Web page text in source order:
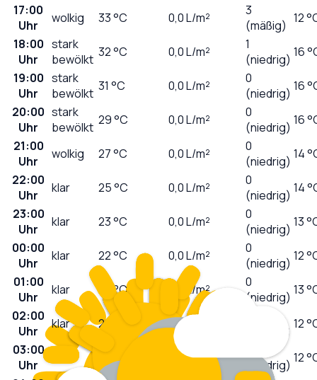
17:00
Uhr
wolkig 33°C 0,0L/m²
3
(mäßig) 12
18:00
Uhr
stark
bewölkt 32°C 0,0L/m²
1
(niedrig) 16
19:00
Uhr
stark
bewölkt 31 °C 0,0L/m²
0
(niedrig) 16
20:00
Uhr
stark
bewölkt 29°C 0,0L/m²
0
(niedrig) 16
21:00
Uhr
wolkig 27°C 0,0L/m²
0
(niedrig) 14
22:00
Uhr
klar 25°C 0,0L/m²
0
(niedrig) 14
23:00
Uhr
klar 23°C 0,0L/m²
0
(niedrig) 13
00:00
Uhr
klar 22°C 0,0L/m²
0
(niedrig) 12
01:00
Uhr
klar 22 °C L/m²
0
(niedrig) 13
02:00
Uhr
klar 21 0,0
(niedrig) 12
03:00
Uhr
°C 0,0L/m²
(niedrig) 12